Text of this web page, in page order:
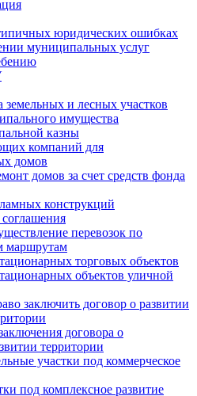
юридических ошибках
муниципальных услуг
земельных и лесных участков
имущества
казны
компаний для
домов
домов за счет средств фонда
конструкций
перевозок по
маршрутам
торговых объектов
объектов уличной
заключить договор о развитии
договора о
территории
участки под коммерческое
под комплексное развитие